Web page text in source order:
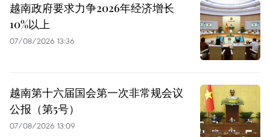
越南政府要求力争2026年经济增长
10%以上
07/08/2026 13:36
越南第十六届国会第一次非常规会议
公报（第5号）
07/08/2026 13:09